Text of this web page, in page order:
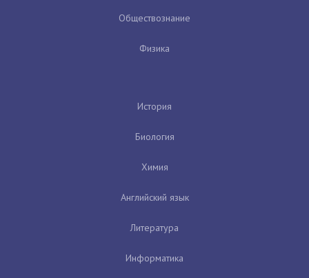
Обществознание
Физика
История
Биология
Химия
Английский язык
Литература
Информатика